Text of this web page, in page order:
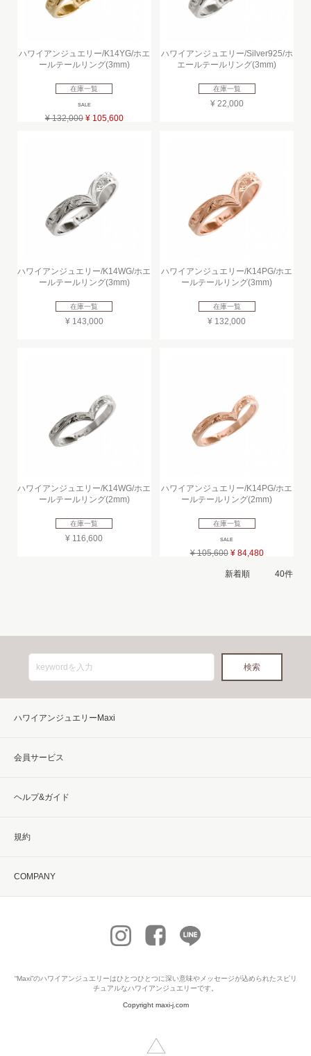
ハワイアンジュエリー/K14YG/ホエ
ールテールリング(3mm)
在庫一覧
SALE
¥ 132,000 ¥ 105,600
ハワイアンジュエリー/Silver925/ホ
エールテールリング(3mm)
在庫一覧
¥ 22,000
ハワイアンジュエリー/K14WG/ホエ
ールテールリング(3mm)
在庫一覧
¥ 143,000
ハワイアンジュエリー/K14PG/ホエ
ールテールリング(3mm)
在庫一覧
¥ 132,000
ハワイアンジュエリー/K14WG/ホエ
ールテールリング(2mm)
在庫一覧
¥ 116,600
ハワイアンジュエリー/K14PG/ホエ
ールテールリング(2mm)
在庫一覧
SALE
¥ 105,600 ¥ 84,480
ハワイアンジュエリーMaxi
会員サービス
ヘルプ&ガイド
規約
COMPANY
“Maxi”のハワイアンジュエリーはひとつひとつに深い意味やメッセージが込められたスピリ
チュアルなハワイアンジュエリーです。
Copyright maxi-j.com